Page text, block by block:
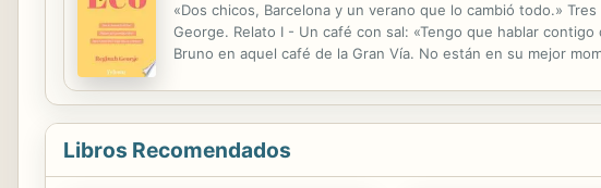
«Dos chicos, Barcelona y un verano que lo cambió todo.»
George. Relato I - Un café con sal: «Tengo que hablar
Bruno en aquel café de la Gran Vía. No están en su mejor
Libros Recomendados